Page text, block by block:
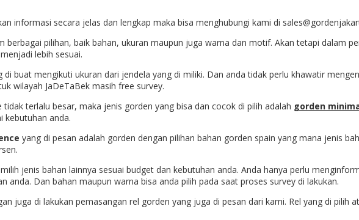
informasi secara jelas dan lengkap maka bisa menghubungi kami di
berbagai pilihan, baik bahan, ukuran maupun juga warna dan motif. Akan tetapi dalam
lebih sesuai.
buat mengikuti ukuran dari jendela yang di miliki. Dan anda tidak perlu khawatir
wilayah JaDeTaBek masih free survey.
tidak terlalu besar, maka jenis gorden yang bisa dan cocok di pilih adalah gorden
kebutuhan anda.
yang di pesan adalah gorden dengan pilihan bahan gorden spain yang mana jenis
jenis bahan lainnya sesuai budget dan kebutuhan anda. Anda hanya perlu
anda. Dan bahan maupun warna bisa anda pilih pada saat proses survey di lakukan.
juga di lakukan pemasangan rel gorden yang juga di pesan dari kami. Rel yang di pilih